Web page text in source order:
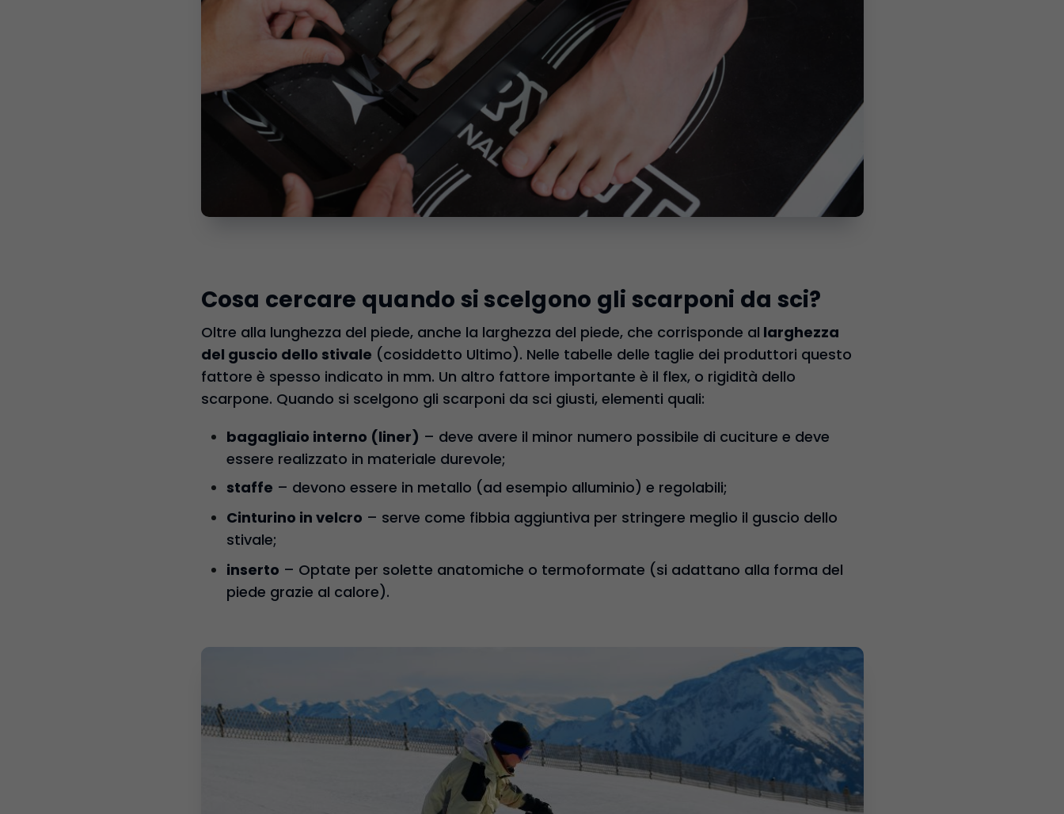
Cosa cercare quando si scelgono gli scarponi da sci?
Oltre alla lunghezza del piede, anche la larghezza del piede, che corrisponde al larghezza
del guscio dello stivale (cosiddetto Ultimo). Nelle tabelle delle taglie dei produttori questo
fattore è spesso indicato in mm. Un altro fattore importante è il flex, o rigidità dello
scarpone. Quando si scelgono gli scarponi da sci giusti, elementi quali:
bagagliaio interno (liner) – deve avere il minor numero possibile di cuciture e deve
essere realizzato in materiale durevole;
staffe – devono essere in metallo (ad esempio alluminio) e regolabili;
Cinturino in velcro – serve come fibbia aggiuntiva per stringere meglio il guscio dello
stivale;
inserto – Optate per solette anatomiche o termoformate (si adattano alla forma del
piede grazie al calore).